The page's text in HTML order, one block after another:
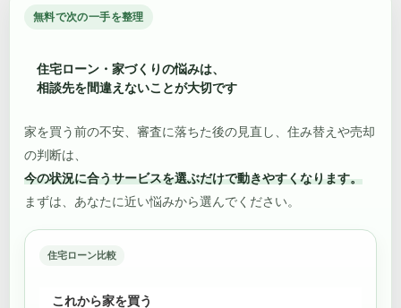
無料で次の一手を整理
住宅ローン・家づくりの悩みは、
相談先を間違えないことが大切です
家を買う前の不安、審査に落ちた後の見直し、住み替えや売却
の判断は、
今の状況に合うサービスを選ぶだけで動きやすくなります。
まずは、あなたに近い悩みから選んでください。
住宅ローン比較
これから家を買う